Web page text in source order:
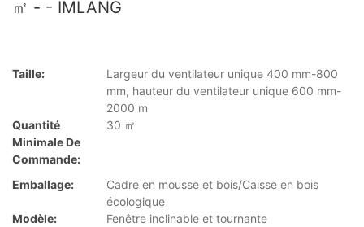
㎡ - - IMLANG
Taille:
Largeur du ventilateur unique 400 mm-800
mm, hauteur du ventilateur unique 600 mm-
2000 m
Quantité
Minimale De
Commande:
30 ㎡
Emballage:
Cadre en mousse et bois/Caisse en bois
écologique
Modèle:
Fenêtre inclinable et tournante